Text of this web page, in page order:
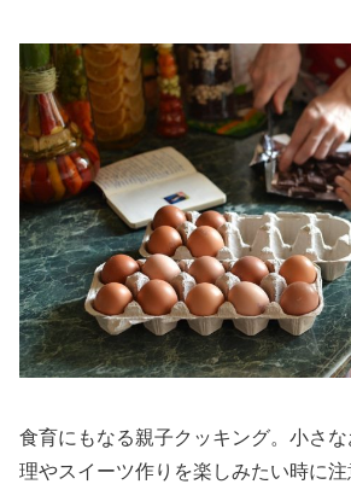
食育にもなる親子クッキング。小さ
理やスイーツ作りを楽しみたい時に